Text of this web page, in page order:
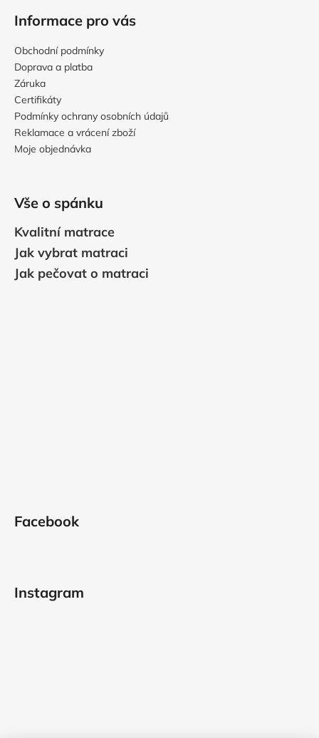
Informace pro vás
Obchodní podmínky
Doprava a platba
Záruka
Certifikáty
Podmínky ochrany osobních údajů
Reklamace a vrácení zboží
Moje objednávka
Vše o spánku
Kvalitní matrace
Jak vybrat matraci
Jak pečovat o matraci
Facebook
Instagram